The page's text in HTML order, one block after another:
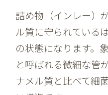
詰め物（インレー）
ル質に守られている
の状態になります。
と呼ばれる微細な管
ナメル質と比べて細